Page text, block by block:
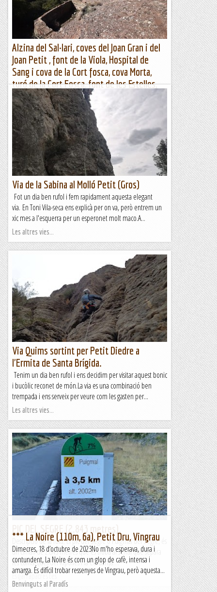
Blog de muntanya
Alzina del Sal·lari, coves del Joan Gran i del
Joan Petit , font de la Viola, Hospital de
Sang i cova de la Cort fosca, cova Morta,
turó de la Cort Fosca, font de les Estelles,
balma-cova del Racó Gran de Matarrodona,
cova del Santuari Luni-Solar i turó d
Alzina Sal·lari, coves: Joan Gran, Joan Petit, Morta, Hospital
Sang, Racó Gran i Santuari Luni-Solar; fonts: Viola i...
Muntanya
Via de la Sabina al Molló Petit (Gros)
Fot un dia ben rufol i fem rapidament aquesta elegant
via. En Toni Vila-seca ens explicà per on va, però entrem un
xic mes a l'esquerra per un esperonet molt maco.A...
Les altres vies...
Via Quims sortint per Petit Diedre a
l'Ermita de Santa Brígida.
Tenim un dia ben rufol i ens decidim per visitar aquest bonic
i bucòlic reconet de món.La via es una combinació ben
trempada i ens serveix per veure com les gasten per...
Les altres vies...
Descripció de la ruta; El pic del Segre o Puigmal del Segre, és
un cimall de 2.843 metres que es troba al serral que separa
les comarques del Ripollès i la Cerdanya....
Esgarrapacrestes
*** La Noire (110m, 6a), Petit Dru, Vingrau
Dimecres, 18 d’octubre de 2023No m'ho esperava, dura i
contundent, La Noire és com un glop de cafè, intensa i
amarga. És difícil trobar ressenyes de Vingrau, però aquesta...
Benvinguts al Paradís